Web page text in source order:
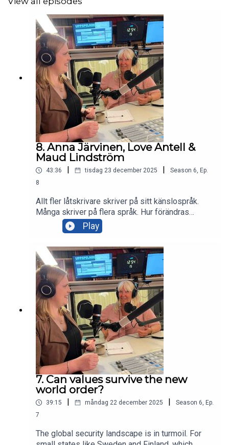
8. Anna Järvinen, Love Antell &
Maud Lindström
43:36 tisdag 23 december 2025 Season 6, Ep.
8
Allt fler låtskrivare skriver på sitt känslospråk.
Många skriver på flera språk. Hur förändras
skrivandet när du byter språk? Hur förändras
mötet med publiken? Sångtexter är i dag den
poesi som möter flest människor.Henrik Huldén
samtalar med artisterna och låtskrivarna Anna
Järvinen, Love Antell och Maud Lindström.
Introduktion av Anna Ivemark och Ina Lindberg.
Play
7. Can values survive the new
world order?
39:15 måndag 22 december 2025 Season 6, Ep.
7
The global security landscape is in turmoil. For